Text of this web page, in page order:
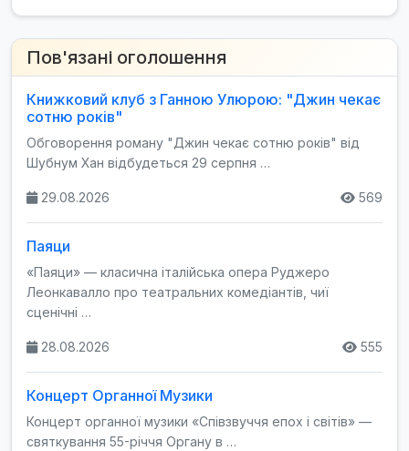
Пов'язані оголошення
Книжковий клуб з Ганною Улюрою: "Джин чекає
сотню років"
Обговорення роману "Джин чекає сотню років" від
Шубнум Хан відбудеться 29 серпня …
29.08.2026 569
Паяци
«Паяци» — класична італійська опера Руджеро
Леонкавалло про театральних комедіантів, чиї
сценічні …
28.08.2026 555
Концерт Органної Музики
Концерт органної музики «Співзвуччя епох і світів» —
святкування 55-річчя Органу в …